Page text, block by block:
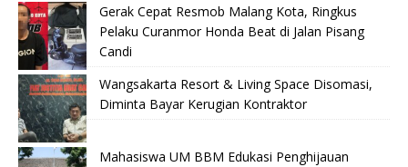
Gerak Cepat Resmob Malang Kota, Ringkus
Pelaku Curanmor Honda Beat di Jalan Pisang
Candi
Wangsakarta Resort & Living Space Disomasi,
Diminta Bayar Kerugian Kontraktor
Mahasiswa UM BBM Edukasi Penghijauan